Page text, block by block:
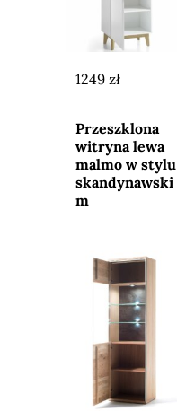
1249 zł
sklepu
Przeszklona
witryna lewa
malmo w stylu
skandynawski
m